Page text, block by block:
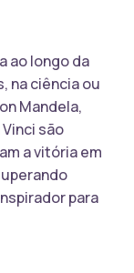
ao longo da
na ciência ou
Mandela,
são
a vitória em
para